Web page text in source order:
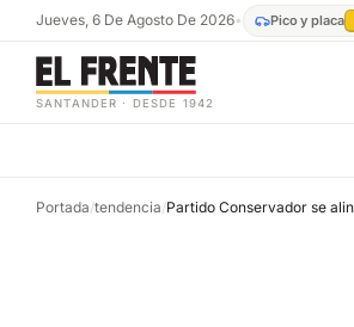
Jueves, 6 De Agosto De 2026• Pico y placa
SANTANDER · DESDE 1942
Portada/tendencia/